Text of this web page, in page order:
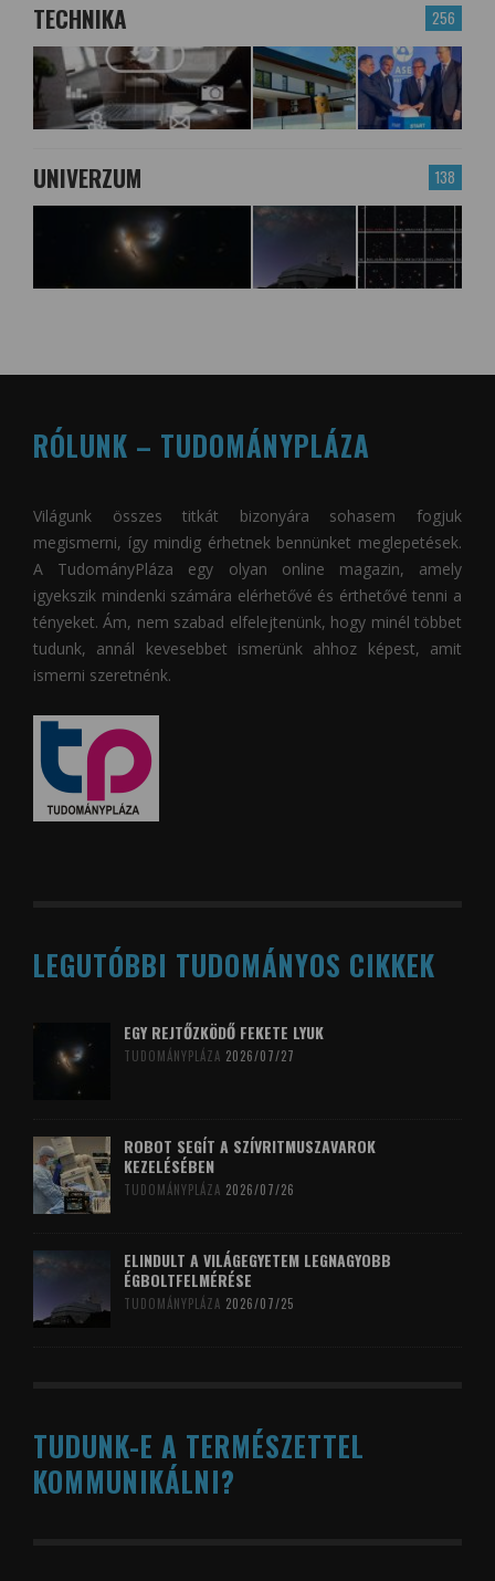
256
TECHNIKA
138
UNIVERZUM
RÓLUNK – TUDOMÁNYPLÁZA
Világunk összes titkát bizonyára sohasem fogjuk
megismerni, így mindig érhetnek bennünket meglepetések.
A TudományPláza egy olyan online magazin, amely
igyekszik mindenki számára elérhetővé és érthetővé tenni a
tényeket. Ám, nem szabad elfelejtenünk, hogy minél többet
tudunk, annál kevesebbet ismerünk ahhoz képest, amit
ismerni szeretnénk.
LEGUTÓBBI TUDOMÁNYOS CIKKEK
EGY REJTŐZKÖDŐ FEKETE LYUK
TUDOMÁNYPLÁZA 2026/07/27
ROBOT SEGÍT A SZÍVRITMUSZAVAROK
KEZELÉSÉBEN
TUDOMÁNYPLÁZA 2026/07/26
ELINDULT A VILÁGEGYETEM LEGNAGYOBB
ÉGBOLTFELMÉRÉSE
TUDOMÁNYPLÁZA 2026/07/25
TUDUNK-E A TERMÉSZETTEL
KOMMUNIKÁLNI?